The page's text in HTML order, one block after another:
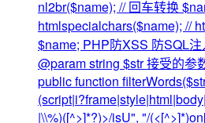
nl2br($name); // 回车转换
htmlspecialchars($name); //
$name; PHP防XSS 防SQL
@param string $str 接受的参
public function
|\\%)([^>]*?)>/isU", "/